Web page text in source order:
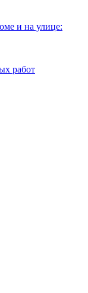
и на улице:
работ